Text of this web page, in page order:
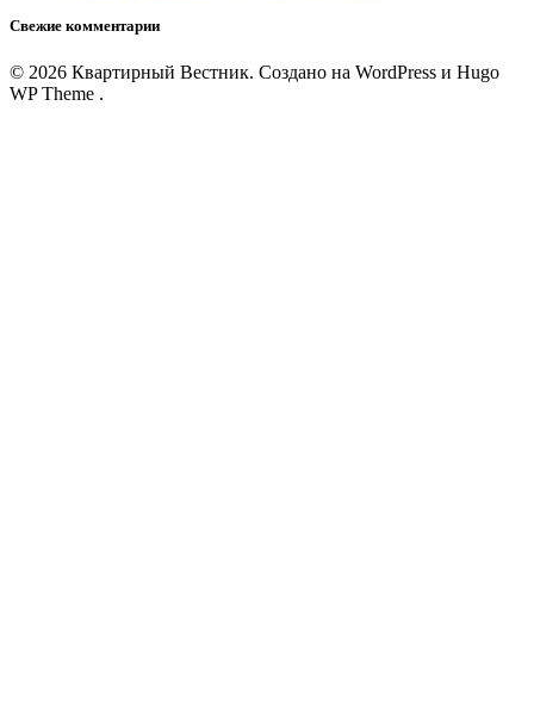
Свежие комментарии
© 2026 Квартирный Вестник. Создано на WordPress и Hugo
WP Theme .